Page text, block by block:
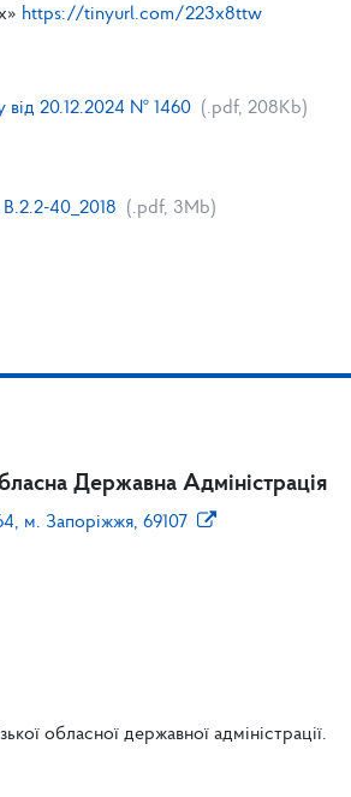
https://tinyurl.com/223x8ttw
від 20.12.2024 № 1460 (.pdf, 208Kb)
40_2018 (.pdf, 3Mb)
Державна Адміністрація
м. Запоріжжя, 69107
обласної державної адміністрації.